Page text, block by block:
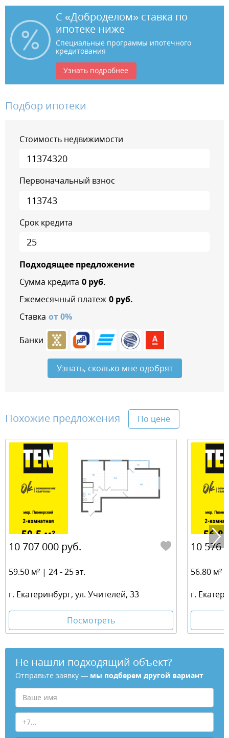
С «Доброделом» ставка по
ипотеке ниже
Специальные программы ипотечного
кредитования
Узнать подробнее
Подбор ипотеки
Стоимость недвижимости
Первоначальный взнос
Срок кредита
Подходящее предложение
Сумма кредита 0руб.
Ежемесячный платеж 0руб.
Ставка от0%
Банки
Узнать, сколько мне одобрят
Похожие предложения По цене
10 707 000 руб.
59.50 м² | 24 - 25 эт.
г. Екатеринбург, ул. Учителей, 33
Посмотреть
10 576
56.80 м²
г.
Не нашли подходящий объект?
Отправьте заявку — мы подберем другой вариант